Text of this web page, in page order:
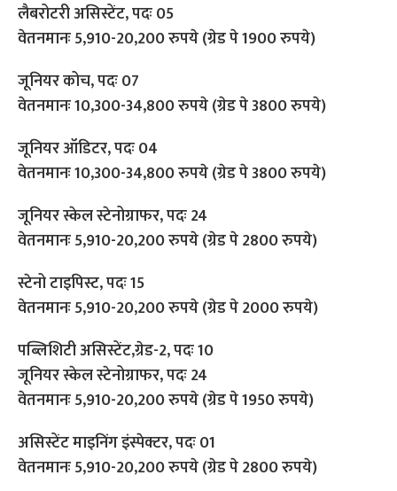
लैबरोटरी असिस्टेंट, पदः 05
वेतनमानः 5,910-20,200 रुपये (ग्रेड पे 1900 रुपये)
जूनियर कोच, पदः 07
वेतनमानः 10,300-34,800 रुपये (ग्रेड पे 3800 रुपये)
जूनियर ऑडिटर, पदः 04
वेतनमानः 10,300-34,800 रुपये (ग्रेड पे 3800 रुपये)
जूनियर स्केल स्टेनोग्राफर, पदः 24
वेतनमानः 5,910-20,200 रुपये (ग्रेड पे 2800 रुपये)
स्टेनो टाइपिस्ट, पदः 15
वेतनमानः 5,910-20,200 रुपये (ग्रेड पे 2000 रुपये)
पब्लिशिटी असिस्टेंट,ग्रेड-2, पदः 10
जूनियर स्केल स्टेनोग्राफर, पदः 24
वेतनमानः 5,910-20,200 रुपये (ग्रेड पे 1950 रुपये)
असिस्टेंट माइनिंग इंस्पेक्टर, पदः 01
वेतनमानः 5,910-20,200 रुपये (ग्रेड पे 2800 रुपये)